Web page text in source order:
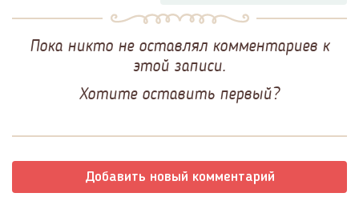
Пока никто не оставлял комментариев к
этой записи.
Хотите оставить первый?
Добавить новый комментарий